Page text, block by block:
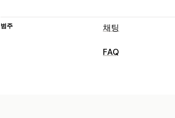
범주 채팅
실시간 메시지 전달
FAQ